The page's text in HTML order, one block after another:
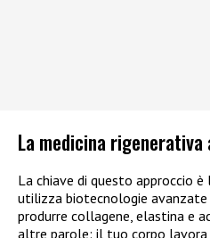
La medicina
La chiave di questo approccio
utilizza biotecnologie
produrre collagene, elastina e
altre parole: il tuo corpo lavora